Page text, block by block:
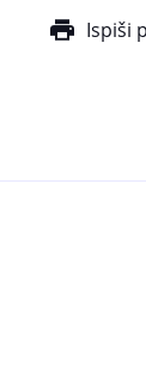
Ispiši